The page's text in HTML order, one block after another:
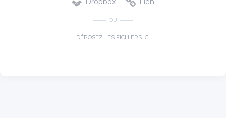
OU
DÉPOSEZ LES FICHIERS ICI